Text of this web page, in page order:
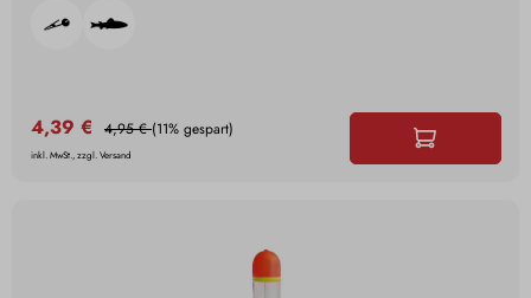
4,39 € 4,95 €(11% gespart)
inkl. MwSt., zzgl. Versand